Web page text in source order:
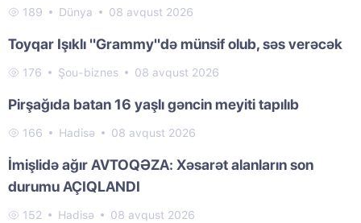
189 Dünya 08 avqust 2026
Toyqar Işıklı "Grammy"də münsif olub, səs verəcək
176 Şou-biznes 08 avqust 2026
Pirşağıda batan 16 yaşlı gəncin meyiti tapılıb
166 Hadisə 08 avqust 2026
İmişlidə ağır AVTOQƏZA: Xəsarət alanların son
durumu AÇIQLANDI
152 Hadisə 08 avqust 2026